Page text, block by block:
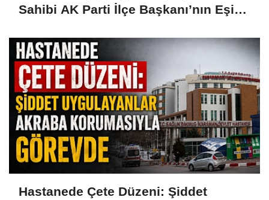
Sahibi AK Parti İlçe Başkanı’nın Eşi
Hastanede Çete Düzeni: Şiddet